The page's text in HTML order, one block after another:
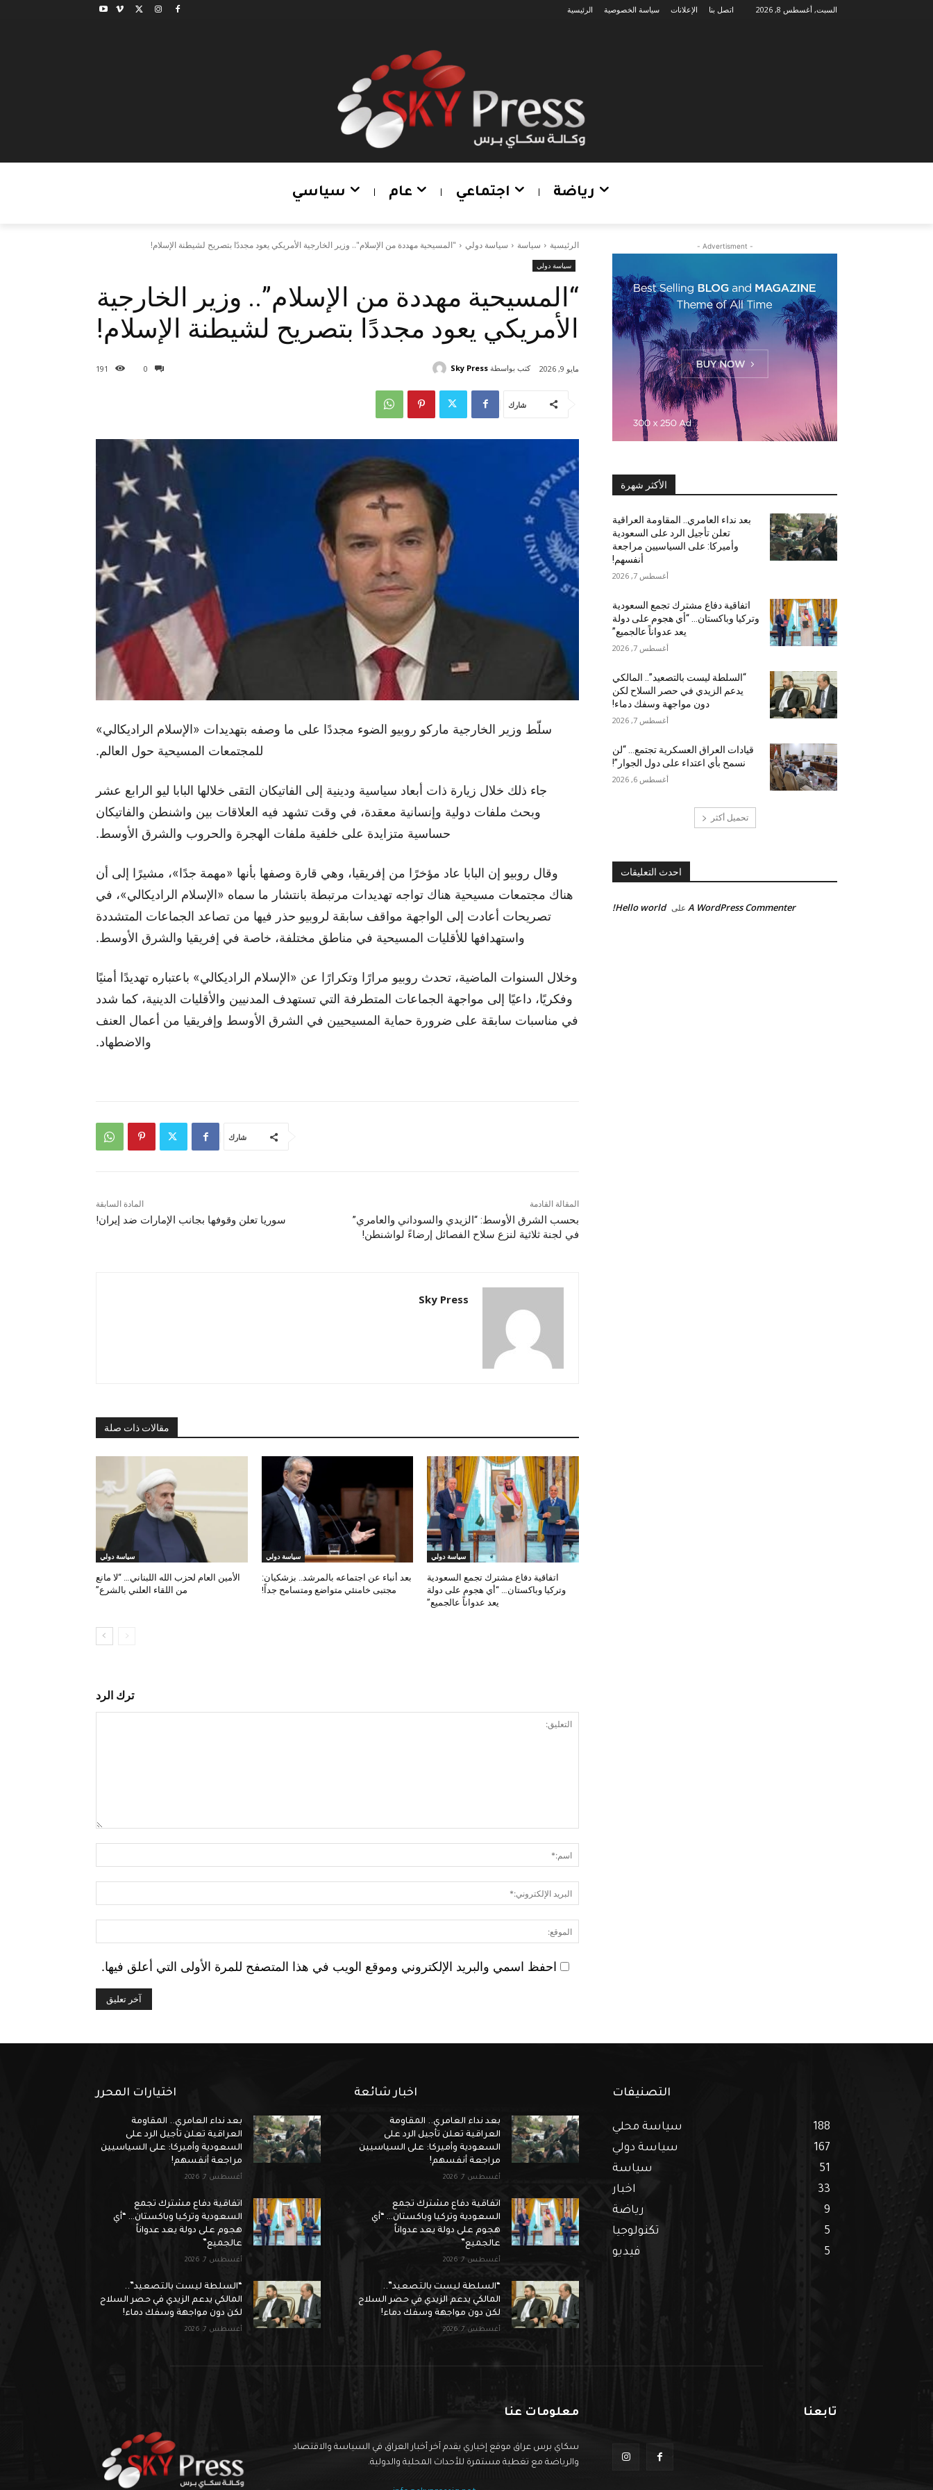
السبت, أغسطس 8, 2026 الرئيسية سياسة الخصوصية الإعلانات اتصل بنا
رياضة اجتماعي عام سياسي
الرئيسية سياسة سياسة دولي "المسيحية مهددة من الإسلام".. وزير الخارجية الأمريكي يعود مجددًا بتصريح لشيطنة الإسلام!
سياسة دولي
“المسيحية مهددة من الإسلام”.. وزير الخارجية
الأمريكي يعود مجددًا بتصريح لشيطنة الإسلام!
0
191 مايو 9, 2026 كتب بواسطة Sky Press
شارك
سلّط وزير الخارجية ماركو روبيو الضوء مجددًا على ما وصفه بتهديدات «الإسلام الراديكالي»
للمجتمعات المسيحية حول العالم.
جاء ذلك خلال زيارة ذات أبعاد سياسية ودينية إلى الفاتيكان التقى خلالها البابا ليو الرابع عشر
وبحث ملفات دولية وإنسانية معقدة، في وقت تشهد فيه العلاقات بين واشنطن والفاتيكان
حساسية متزايدة على خلفية ملفات الهجرة والحروب والشرق الأوسط.
وقال روبيو إن البابا عاد مؤخرًا من إفريقيا، وهي قارة وصفها بأنها «مهمة جدًا»، مشيرًا إلى أن
هناك مجتمعات مسيحية هناك تواجه تهديدات مرتبطة بانتشار ما سماه «الإسلام الراديكالي»، في
تصريحات أعادت إلى الواجهة مواقف سابقة لروبيو حذر فيها من تصاعد الجماعات المتشددة
واستهدافها للأقليات المسيحية في مناطق مختلفة، خاصة في إفريقيا والشرق الأوسط.
وخلال السنوات الماضية، تحدث روبيو مرارًا وتكرارًا عن «الإسلام الراديكالي» باعتباره تهديدًا أمنيًا
وفكريًا، داعيًا إلى مواجهة الجماعات المتطرفة التي تستهدف المدنيين والأقليات الدينية، كما شدد
في مناسبات سابقة على ضرورة حماية المسيحيين في الشرق الأوسط وإفريقيا من أعمال العنف
والاضطهاد.
شارك
المادة السابقة
سوريا تعلن وقوفها بجانب الإمارات ضد إيران!
المقالة القادمة
بحسب الشرق الأوسط: “الزيدي والسوداني والعامري”
في لجنة ثلاثية لنزع سلاح الفصائل إرضاءً لواشنطن!
Sky Press
مقالات ذات صلة
سياسة دولي
اتفاقية دفاع مشترك تجمع السعودية
وتركيا وباكستان… “أي هجوم على دولة
يعد عدواناً عالجميع”
سياسة دولي
بعد أنباء عن اجتماعه بالمرشد.. بزشكيان:
مجتبى خامنئي متواضع ومتسامح جداً!
سياسة دولي
الأمين العام لحزب الله اللبناني… “لا مانع
من اللقاء العلني بالشرع”
ترك الرد
الإلكتروني:*
احفظ اسمي والبريد الإلكتروني وموقع الويب في هذا المتصفح للمرة الأولى التي أعلق فيها.
- Advertisment -
الأكثر شهرة
بعد نداء العامري.. المقاومة العراقية
تعلن تأجيل الرد على السعودية
وأميركا: على السياسيين مراجعة
أنفسهم!
أغسطس 7, 2026
اتفاقية دفاع مشترك تجمع السعودية
وتركيا وباكستان… “أي هجوم على دولة
يعد عدواناً عالجميع”
أغسطس 7, 2026
“السلطة ليست بالتصعيد”.. المالكي
يدعم الزيدي في حصر السلاح لكن
دون مواجهة وسفك دماء!
أغسطس 7, 2026
قيادات العراق العسكرية تجتمع… “لن
نسمح بأي اعتداء على دول الجوار”!
أغسطس 6, 2026
تحميل أكثر
احدث التعليقات
A WordPress Commenter على Hello world!
اختيارات المحرر
بعد نداء العامري.. المقاومة
العراقية تعلن تأجيل الرد على
السعودية وأميركا: على السياسيين
مراجعة أنفسهم!
أغسطس 7, 2026
اتفاقية دفاع مشترك تجمع
السعودية وتركيا وباكستان… “أي
هجوم على دولة يعد عدواناً
عالجميع”
أغسطس 7, 2026
“السلطة ليست بالتصعيد”..
المالكي يدعم الزيدي في حصر السلاح
لكن دون مواجهة وسفك دماء!
أغسطس 7, 2026
اخبار شائعة
بعد نداء العامري.. المقاومة
العراقية تعلن تأجيل الرد على
السعودية وأميركا: على السياسيين
مراجعة أنفسهم!
أغسطس 7, 2026
اتفاقية دفاع مشترك تجمع
السعودية وتركيا وباكستان… “أي
هجوم على دولة يعد عدواناً
عالجميع”
أغسطس 7, 2026
“السلطة ليست بالتصعيد”..
المالكي يدعم الزيدي في حصر السلاح
لكن دون مواجهة وسفك دماء!
أغسطس 7, 2026
التصنيفات
سياسة محلي
188
سياسة دولي
167
سياسة
51
اخبار
33
رياضة
9
تكنولوجيا
5
فيديو
5
معلومات عنا
سكاي برس عراق موقع إخباري يقدم آخر أخبار العراق في السياسة والاقتصاد
والرياضة مع تغطية مستمرة للأحداث المحلية والدولية.
تابعنا